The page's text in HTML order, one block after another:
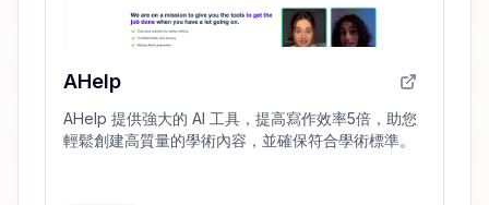
AHelp
AHelp 提供強大的 AI 工具，提高寫作效率5倍，助您
輕鬆創建高質量的學術內容，並確保符合學術標準。